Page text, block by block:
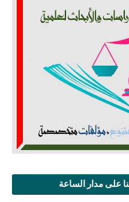
على مدار الساعة